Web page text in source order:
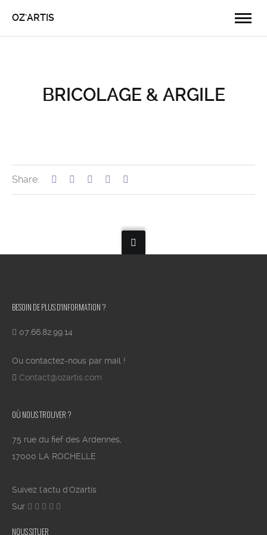
OZ'ARTIS
BRICOLAGE & ARGILE
Share:
BESOIN DE PLUS D’INFORMATION ?
07.66.82.99.14
Ou contactez-nous par mail !
Contact@ozartis.com
OÙ NOUS TROUVER ?
75 rue du fief des Ardennes,
17000 LA ROCHELLE
Suivez l'actu d'Ozartis
Sur
NOUS SITUER